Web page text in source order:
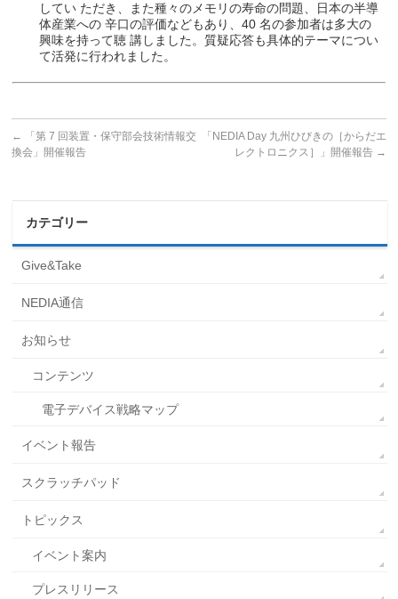
してい ただき、また種々のメモリの寿命の問題、日本の半導
体産業への 辛口の評価などもあり、40 名の参加者は多大の
興味を持って聴 講しました。質疑応答も具体的テーマについ
て活発に行われました。
←
「第 7 回装置・保守部会技術情報交
換会」開催報告
「NEDIA Day 九州ひびきの［からだエ
レクトロニクス］」開催報告 →
カテゴリー
Give&Take
NEDIA通信
お知らせ
コンテンツ
電子デバイス戦略マップ
イベント報告
スクラッチパッド
トピックス
イベント案内
プレスリリース